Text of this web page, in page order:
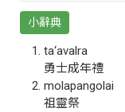
小辭典
ta‘avalra
勇士成年禮
molapangolai
祖靈祭